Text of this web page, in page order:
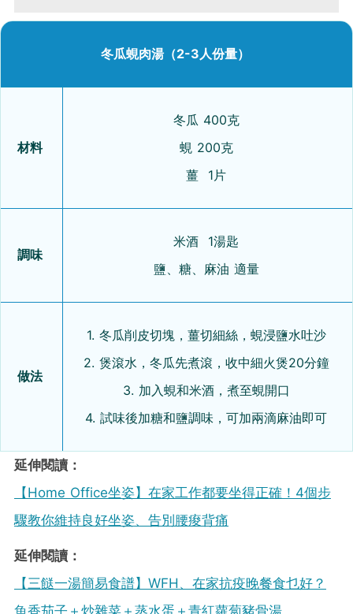
冬瓜蜆肉湯（2-3人份量）
材料
冬瓜 400克
蜆 200克
薑 1片
調味
米酒 1湯匙
鹽、糖、麻油 適量
做法
1. 冬瓜削皮切塊，薑切細絲，蜆浸鹽水吐沙
2. 煲滾水，冬瓜先煮滾，收中細火煲20分鐘
3. 加入蜆和米酒，煮至蜆開口
4. 試味後加糖和鹽調味，可加兩滴麻油即可
延伸閱讀：
【Home Office坐姿】在家工作都要坐得正確！4個步
驟教你維持良好坐姿、告別腰痠背痛
延伸閱讀：
【三餸一湯簡易食譜】WFH、在家抗疫晚餐食乜好？
魚香茄子＋炒雜菜＋蒸水蛋＋青紅蘿蔔豬骨湯